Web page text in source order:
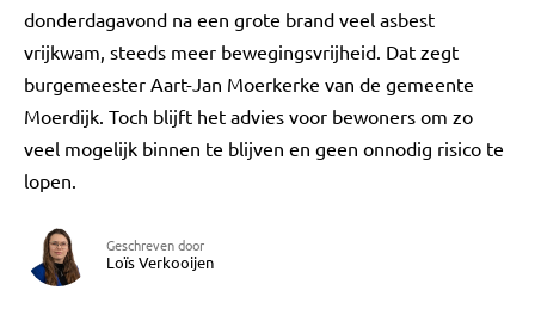
donderdagavond na een grote brand veel asbest
vrijkwam, steeds meer bewegingsvrijheid. Dat zegt
burgemeester Aart-Jan Moerkerke van de gemeente
Moerdijk. Toch blijft het advies voor bewoners om zo
veel mogelijk binnen te blijven en geen onnodig risico te
lopen.
Geschreven door
Loïs Verkooijen